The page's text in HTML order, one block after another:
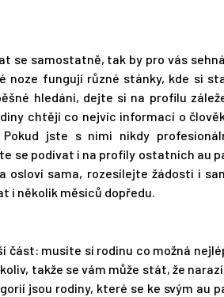
se samostatně, tak by pro vás
noze fungují různé stánky, kde si
hledání, dejte si na profilu
chtějí co nejvíc informací o
jste s nimi nikdy
se podívat i na profily ostatních au
osloví sama, rozesílejte žádosti i
i několik měsíců dopředu.
část: musíte si rodinu co možná
takže se vám může stát, že
jsou rodiny, které se ke svým au